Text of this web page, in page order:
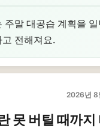
주말 대공습 계획을
전해져요.
2026년 8
못 버틸 때까지